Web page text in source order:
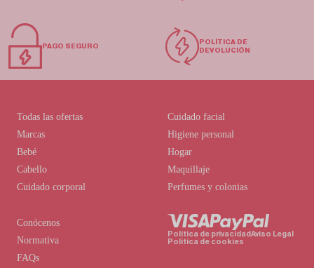
PAGO SEGURO
POLÍTICA DE
DEVOLUCIÓN
Conócenos
Normativa
FAQs
Todas las ofertas
Marcas
Bebé
Cabello
Cuidado corporal
Cuidado facial
Higiene personal
Hogar
Maquillaje
Perfumes y colonias
Política de privacidadAviso Legal
Política de cookies